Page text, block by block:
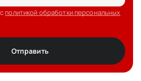
политикой обработки персональных
Отправить